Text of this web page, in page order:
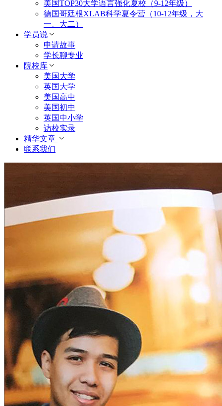
美国TOP30大学语言强化夏校（9-12年级）
德国哥廷根XLAB科学夏令营（10-12年级，大
一、大二）
学员说
申请故事
学长聊专业
院校库
美国大学
英国大学
美国高中
美国初中
英国中小学
访校实录
精华文章
联系我们